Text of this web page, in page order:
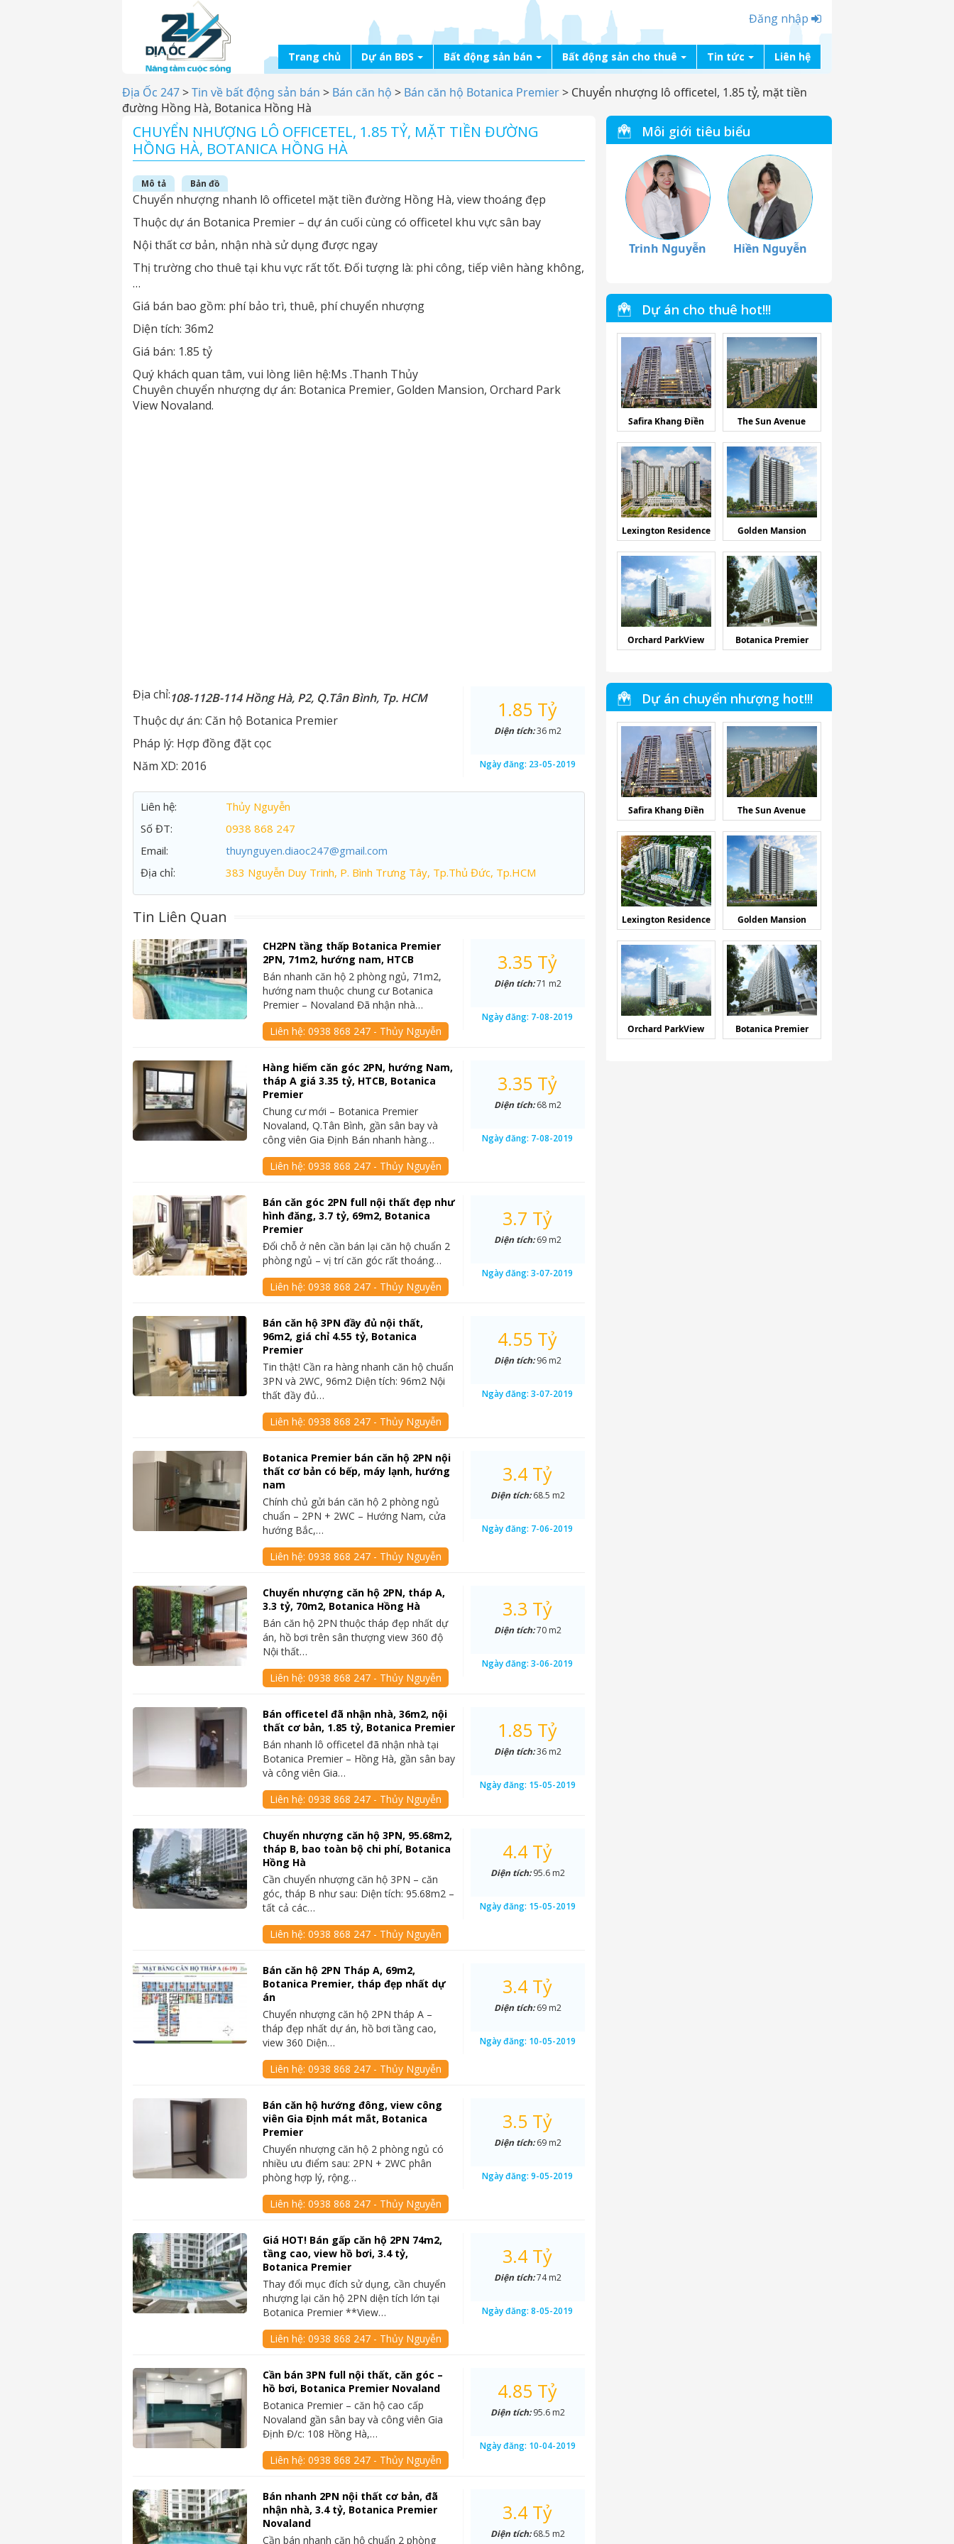
Đăng nhập
Trang chủ Dự án BĐS Bất động sản bán Bất động sản cho thuê Tin tức Liên hệ
Địa Ốc 247>Tin về bất động sản bán > Bán căn hộ > Bán căn hộ Botanica Premier> Chuyển nhượng lô officetel, 1.85 tỷ, mặt tiền
đường Hồng Hà, Botanica Hồng Hà
CHUYỂN NHƯỢNG LÔ OFFICETEL, 1.85 TỶ, MẶT TIỀN ĐƯỜNG
HỒNG HÀ, BOTANICA HỒNG HÀ
Mô tả Bản đồ
Chuyển nhượng nhanh lô officetel mặt tiền đường Hồng Hà, view thoáng đẹp
Thuộc dự án Botanica Premier – dự án cuối cùng có officetel khu vực sân bay
Nội thất cơ bản, nhận nhà sử dụng được ngay
Thị trường cho thuê tại khu vực rất tốt. Đối tượng là: phi công, tiếp viên hàng không,
…
Giá bán bao gồm: phí bảo trì, thuê, phí chuyển nhượng
Diện tích: 36m2
Giá bán: 1.85 tỷ
Quý khách quan tâm, vui lòng liên hệ:Ms .Thanh Thủy
Chuyên chuyển nhượng dự án: Botanica Premier, Golden Mansion, Orchard Park
View Novaland.
Địa chỉ:108-112B-114 Hồng Hà, P2, Q.Tân Bình, Tp. HCM
Thuộc dự án: Căn hộ Botanica Premier
Pháp lý: Hợp đồng đặt cọc
Năm XD: 2016
1.85 Tỷ
Diện tích:36 m2
Ngày đăng: 23-05-2019
Liên hệ:
Thủy Nguyễn
Số ĐT:
0938 868 247
Email:
thuynguyen.diaoc247@gmail.com
Địa chỉ:
383 Nguyễn Duy Trinh, P. Bình Trưng Tây, Tp.Thủ Đức, Tp.HCM
Tin Liên Quan
CH2PN tầng thấp Botanica Premier
2PN, 71m2, hướng nam, HTCB
Bán nhanh căn hộ 2 phòng ngủ, 71m2,
hướng nam thuộc chung cư Botanica
Premier – Novaland Đã nhận nhà…
Liên hệ:0938 868 247 - Thủy Nguyễn
3.35 Tỷ
Diện tích:71 m2
Ngày đăng: 7-08-2019
Hàng hiếm căn góc 2PN, hướng Nam,
tháp A giá 3.35 tỷ, HTCB, Botanica
Premier
Chung cư mới – Botanica Premier
Novaland, Q.Tân Bình, gần sân bay và
công viên Gia Định Bán nhanh hàng…
Liên hệ:0938 868 247 - Thủy Nguyễn
3.35 Tỷ
Diện tích:68 m2
Ngày đăng: 7-08-2019
Bán căn góc 2PN full nội thất đẹp như
hình đăng, 3.7 tỷ, 69m2, Botanica
Premier
Đổi chỗ ở nên cần bán lại căn hộ chuẩn 2
phòng ngủ – vị trí căn góc rất thoáng…
Liên hệ:0938 868 247 - Thủy Nguyễn
3.7 Tỷ
Diện tích:69 m2
Ngày đăng:3-07-2019
Bán căn hộ 3PN đầy đủ nội thất,
96m2, giá chỉ 4.55 tỷ, Botanica
Premier
Tin thật! Cần ra hàng nhanh căn hộ chuẩn
3PN và 2WC, 96m2 Diện tích: 96m2 Nội
thất đầy đủ…
Liên hệ:0938 868 247 - Thủy Nguyễn
4.55 Tỷ
Diện tích:96 m2
Ngày đăng:3-07-2019
Botanica Premier bán căn hộ 2PN nội
thất cơ bản có bếp, máy lạnh, hướng
nam
Chính chủ gửi bán căn hộ 2 phòng ngủ
chuẩn – 2PN + 2WC – Hướng Nam, cửa
hướng Bắc,…
Liên hệ:0938 868 247 - Thủy Nguyễn
3.4 Tỷ
Diện tích:68.5 m2
Ngày đăng: 7-06-2019
Chuyển nhượng căn hộ 2PN, tháp A,
3.3 tỷ, 70m2, Botanica Hồng Hà
Bán căn hộ 2PN thuộc tháp đẹp nhất dự
án, hồ bơi trên sân thượng view 360 độ
Nội thất…
Liên hệ:0938 868 247 - Thủy Nguyễn
3.3 Tỷ
Diện tích:70 m2
Ngày đăng:3-06-2019
Bán officetel đã nhận nhà, 36m2, nội
thất cơ bản, 1.85 tỷ, Botanica Premier
Bán nhanh lô officetel đã nhận nhà tại
Botanica Premier – Hồng Hà, gần sân bay
và công viên Gia…
Liên hệ:0938 868 247 - Thủy Nguyễn
1.85 Tỷ
Diện tích:36 m2
Ngày đăng: 15-05-2019
Chuyển nhượng căn hộ 3PN, 95.68m2,
tháp B, bao toàn bộ chi phí, Botanica
Hồng Hà
Cần chuyển nhượng căn hộ 3PN – căn
góc, tháp B như sau: Diện tích: 95.68m2 –
tất cả các…
Liên hệ:0938 868 247 - Thủy Nguyễn
4.4 Tỷ
Diện tích:95.6 m2
Ngày đăng: 15-05-2019
Bán căn hộ 2PN Tháp A, 69m2,
Botanica Premier, tháp đẹp nhất dự
án
Chuyển nhượng căn hộ 2PN tháp A –
tháp đẹp nhất dự án, hồ bơi tầng cao,
view 360 Diện…
Liên hệ:0938 868 247 - Thủy Nguyễn
3.4 Tỷ
Diện tích:69 m2
Ngày đăng: 10-05-2019
Bán căn hộ hướng đông, view công
viên Gia Định mát mắt, Botanica
Premier
Chuyển nhượng căn hộ 2 phòng ngủ có
nhiều ưu điểm sau: 2PN + 2WC phân
phòng hợp lý, rộng…
Liên hệ:0938 868 247 - Thủy Nguyễn
3.5 Tỷ
Diện tích:69 m2
Ngày đăng:9-05-2019
Giá HOT! Bán gấp căn hộ 2PN 74m2,
tầng cao, view hồ bơi, 3.4 tỷ,
Botanica Premier
Thay đổi mục đích sử dụng, cần chuyển
nhượng lại căn hộ 2PN diện tích lớn tại
Botanica Premier **View…
Liên hệ:0938 868 247 - Thủy Nguyễn
3.4 Tỷ
Diện tích:74 m2
Ngày đăng:8-05-2019
Cần bán 3PN full nội thất, căn góc –
hồ bơi, Botanica Premier Novaland
Botanica Premier – căn hộ cao cấp
Novaland gần sân bay và công viên Gia
Định Đ/c: 108 Hồng Hà,…
Liên hệ:0938 868 247 - Thủy Nguyễn
4.85 Tỷ
Diện tích:95.6 m2
Ngày đăng: 10-04-2019
Bán nhanh 2PN nội thất cơ bản, đã
nhận nhà, 3.4 tỷ, Botanica Premier
Novaland
Cần bán nhanh căn hộ chuẩn 2 phòng
3.4 Tỷ
Diện tích:68.5 m2
Môi giới tiêu biểu
Trinh Nguyễn Hiền Nguyễn
Dự án cho thuê hot!!!
Safira Khang Điền The Sun Avenue
Lexington Residence Golden Mansion
Orchard ParkView Botanica Premier
Dự án chuyển nhượng hot!!!
Safira Khang Điền The Sun Avenue
Lexington Residence Golden Mansion
Orchard ParkView Botanica Premier